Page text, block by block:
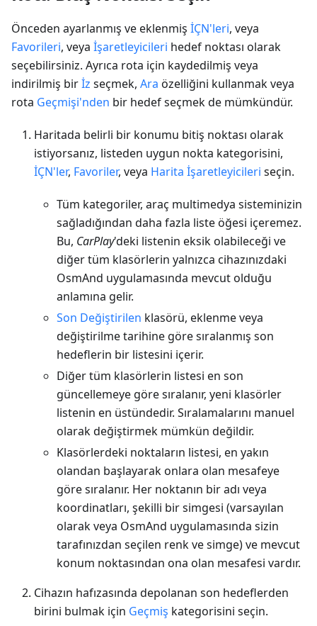
Önceden ayarlanmış ve eklenmiş İÇN'leri, veya
Favorileri, veya İşaretleyicileri hedef noktası olarak
seçebilirsiniz. Ayrıca rota için kaydedilmiş veya
indirilmiş birİz seçmek, Ara özelliğini kullanmak veya
rota Geçmişi'nden bir hedef seçmek de mümkündür.
Haritada belirli bir konumu bitiş noktası olarak
istiyorsanız, listeden uygun nokta kategorisini,
İÇN'ler, Favoriler, veya Harita İşaretleyicileri seçin.
Tüm kategoriler, araç multimedya sisteminizin
sağladığından daha fazla liste öğesi içeremez.
Bu, CarPlay'deki listenin eksik olabileceği ve
diğer tüm klasörlerin yalnızca cihazınızdaki
OsmAnd uygulamasında mevcut olduğu
anlamına gelir.
Son Değiştirilen klasörü, eklenme veya
değiştirilme tarihine göre sıralanmış son
hedeflerin bir listesini içerir.
Diğer tüm klasörlerin listesi en son
güncellemeye göre sıralanır, yeni klasörler
listenin en üstündedir. Sıralamalarını manuel
olarak değiştirmek mümkün değildir.
Klasörlerdeki noktaların listesi, en yakın
olandan başlayarak onlara olan mesafeye
göre sıralanır. Her noktanın bir adı veya
koordinatları, şekilli bir simgesi (varsayılan
olarak veya OsmAnd uygulamasında sizin
tarafınızdan seçilen renk ve simge) ve mevcut
konum noktasından ona olan mesafesi vardır.
Cihazın hafızasında depolanan son hedeflerden
birini bulmak için Geçmiş kategorisini seçin.